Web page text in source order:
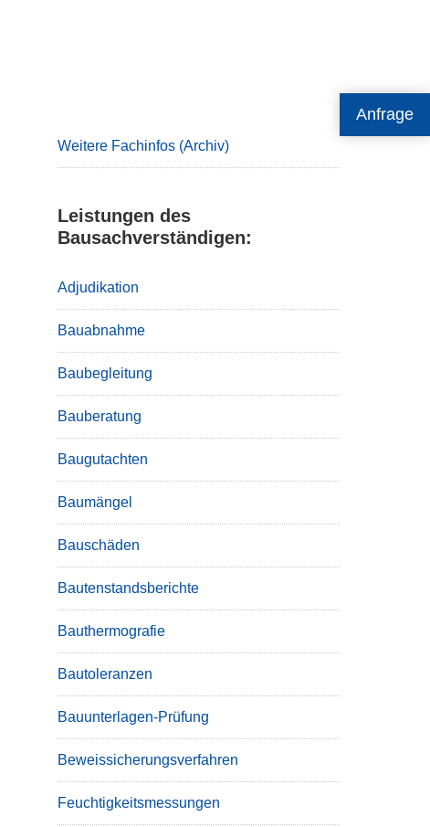
Anfrage
Weitere Fachinfos (Archiv)
Leistungen des
Bausachverständigen:
Adjudikation
Bauabnahme
Baubegleitung
Bauberatung
Baugutachten
Baumängel
Bauschäden
Bautenstandsberichte
Bauthermografie
Bautoleranzen
Bauunterlagen-Prüfung
Beweissicherungsverfahren
Feuchtigkeitsmessungen